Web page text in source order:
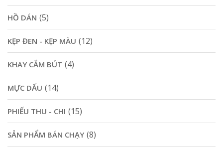
HỒ DÁN (5)
KẸP ĐEN - KẸP MÀU (12)
KHAY CẮM BÚT (4)
MỰC DẤU (14)
PHIẾU THU - CHI (15)
SẢN PHẨM BÁN CHẠY (8)